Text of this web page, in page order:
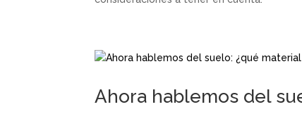
Ahora hablemos del